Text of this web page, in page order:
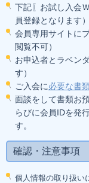
下記〖お試し入会
員登録となります）
会員専用サイトに
閲覧不可）
お申込者とラベン
す）
ご入会に必要な書
面談をして書類お
らびに会員IDを発
す。
確認・注意事項
個人情報の取り扱い